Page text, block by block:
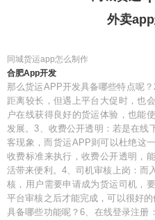
外卖
同城货运app怎么制作
合肥App开发
那么货运APP开发具备哪些特点呢
距离较长，但遇上平台大促时，也
户在线获得良好的货运体验，也能
发展。3、收费公开透明：若是在线
客现象，而货运APP则可以杜绝这
收费标准来执行，收费公开透明，
活带来便利。4、司机审核上岗：而
核，用户需要申请成为货运司机，
平台审核之后才能完成，可以很好
具备哪些功能呢？6、在线登录注册